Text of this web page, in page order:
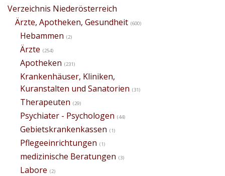
Verzeichnis Niederösterreich
Ärzte, Apotheken, Gesundheit (600)
Hebammen (2)
Ärzte (254)
Apotheken (231)
Krankenhäuser, Kliniken,
Kuranstalten und Sanatorien (31)
Therapeuten (29)
Psychiater - Psychologen (44)
Gebietskrankenkassen (1)
Pflegeeinrichtungen (1)
medizinische Beratungen (3)
Labore (2)